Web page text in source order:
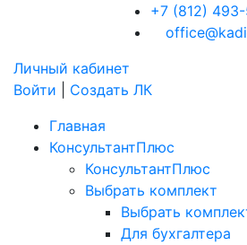
+7 (812)
Личный кабинет
Войти
Создать ЛК
Главная
КонсультантПлюс
КонсультантПлюс
Выбрать комплект
Выбрать
Для бухгалтера